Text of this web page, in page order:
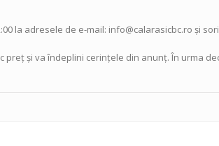
la adresele de e-mail: info@calarasicbc.ro și
preţ şi va îndeplini cerinţele din anunţ. În urma